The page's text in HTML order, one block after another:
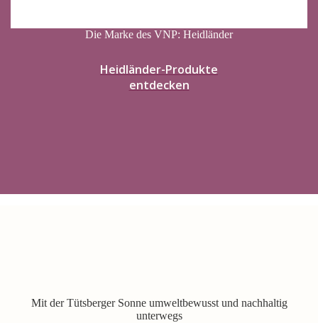
Die Marke des VNP: Heidländer
Heidländer-Produkte
entdecken
Mit der Tütsberger Sonne umweltbewusst und nachhaltig
unterwegs